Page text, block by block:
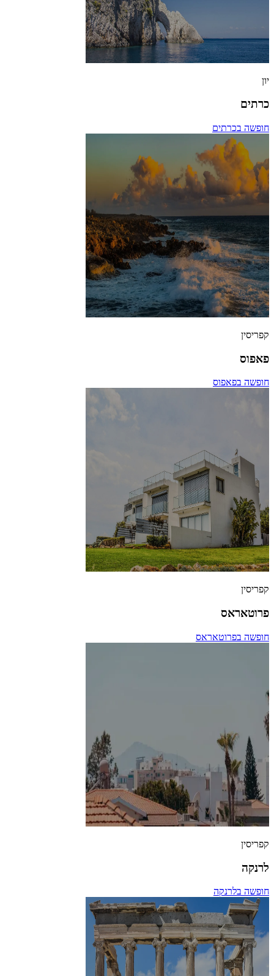
יון
כרתים
חופשה בכרתים
קפריסין
פאפוס
חופשה בפאפוס
קפריסין
פרוטאראס
חופשה בפרוטאראס
קפריסין
לרנקה
חופשה בלרנקה